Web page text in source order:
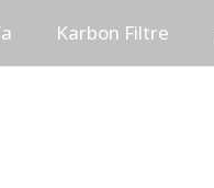
Karbon Filtre